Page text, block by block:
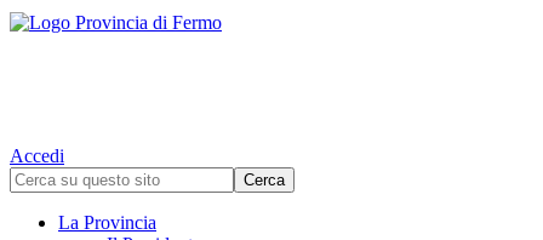
Accedi
La Provincia